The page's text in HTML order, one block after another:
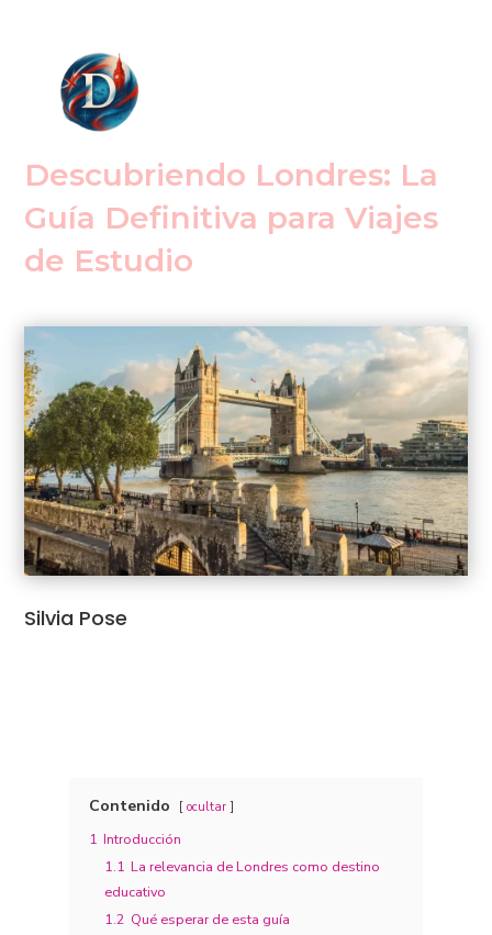
Descubriendo Londres: La
Guía Definitiva para Viajes
de Estudio
Silvia Pose
Contenido ocultar
1 Introducción
1.1 La relevancia de Londres como destino
educativo
1.2 Qué esperar de esta guía